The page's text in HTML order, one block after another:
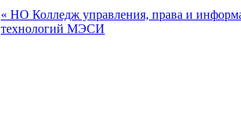
« НО Колледж управления, права и
технологий МЭСИ